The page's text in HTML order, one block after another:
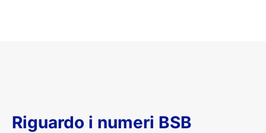
Riguardo i numeri BSB